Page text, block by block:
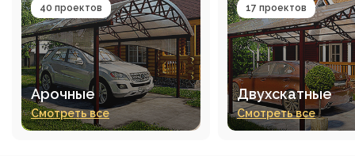
40 проектов
Арочные
Смотреть все
17 проектов
Двухскатные
Смотреть все